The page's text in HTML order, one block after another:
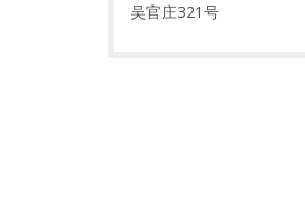
吴官庄321号